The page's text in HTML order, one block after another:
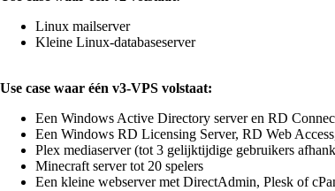
Linux mailserver
Kleine Linux-databaseserver
Use case waar één v3-VPS volstaat:
Een Windows Active Directory server en RD
Een Windows RD Licensing Server, RD Web
Plex mediaserver (tot 3 gelijktijdige gebruikers
Minecraft server tot 20 spelers
Een kleine webserver met DirectAdmin, Plesk of